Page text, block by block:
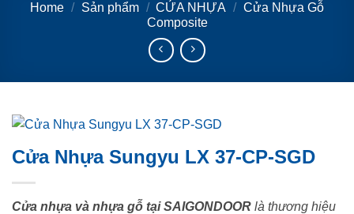
Home / Sản phẩm / CỬA NHỰA / Cửa Nhựa Gỗ
Composite
Cửa Nhựa Sungyu LX 37-CP-SGD
Cửa nhựa và nhựa gỗ tại SAIGONDOOR là thương hiệu